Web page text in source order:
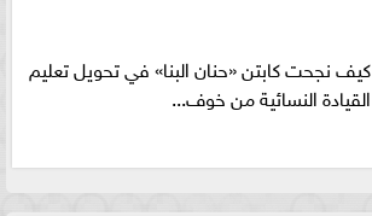
كيف نجحت كابتن «حنان البنا» في تحويل تعليم
القيادة النسائية من خوف...